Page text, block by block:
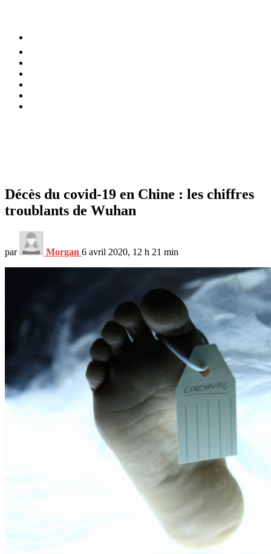
Décès du covid-19 en Chine : les chiffres
troublants de Wuhan
par Morgan 6 avril 2020, 12 h 21 min